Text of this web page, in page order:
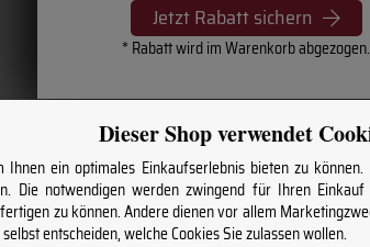
Jetzt Rabatt sichern
* Rabatt wird im Warenkorb abgezogen.
Wein & Winzer
und profitieren Sie von regelmäßigen
Dieser Shop verwendet
ein optimales Einkaufserlebnis bieten zu
Die notwendigen werden zwingend für Ihren
zu können. Andere dienen vor allem
entscheiden, welche Cookies Sie zulassen wollen.